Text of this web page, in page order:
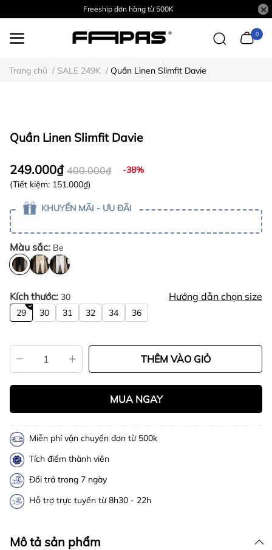
Freeship đơn hàng từ 500K
0
Trang chủ / SALE 249K / Quần Linen Slimfit Davie
Quần Linen Slimfit Davie
249.000₫ 400.000₫
-38%
(Tiết kiệm: 151.000₫)
KHUYẾN MÃI - ƯU ĐÃI
Màu sắc: Be
Kích thước: 30 Hướng dẫn chọn size
29 30 31 32 34 36
THÊM VÀO GIỎ
MUA NGAY
Miễn phí vận chuyển đơn từ 500k
Tích điểm thành viên
Đổi trả trong 7 ngày
Hỗ trợ trực tuyến từ 8h30 - 22h
Mô tả sản phẩm